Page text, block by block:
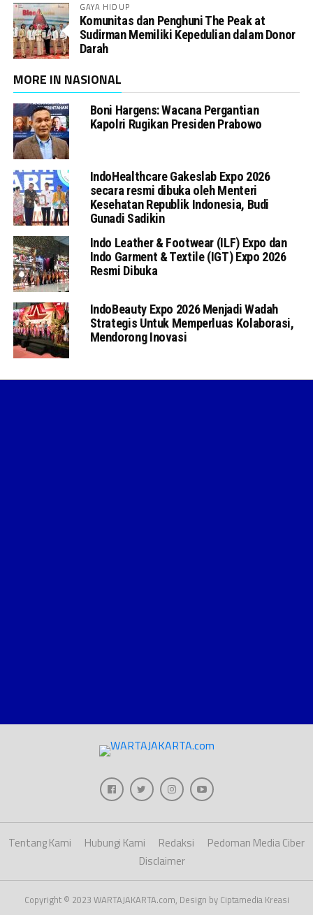
GAYA HIDUP
Komunitas dan Penghuni The Peak at
Sudirman Memiliki Kepedulian dalam Donor
Darah
MORE IN NASIONAL
Boni Hargens: Wacana Pergantian
Kapolri Rugikan Presiden Prabowo
IndoHealthcare Gakeslab Expo 2026
secara resmi dibuka oleh Menteri
Kesehatan Republik Indonesia, Budi
Gunadi Sadikin
Indo Leather & Footwear (ILF) Expo dan
Indo Garment & Textile (IGT) Expo 2026
Resmi Dibuka
IndoBeauty Expo 2026 Menjadi Wadah
Strategis Untuk Memperluas Kolaborasi,
Mendorong Inovasi
Tentang Kami Hubungi Kami Redaksi
Pedoman Media Ciber
Disclaimer
Copyright © 2023 WARTAJAKARTA.com, Design by Ciptamedia Kreasi